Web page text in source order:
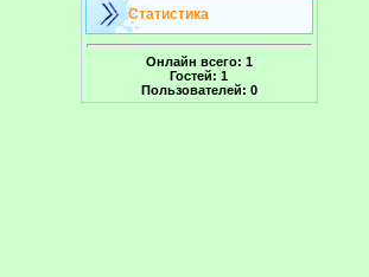
Статистика
Онлайн всего: 1
Гостей: 1
Пользователей: 0